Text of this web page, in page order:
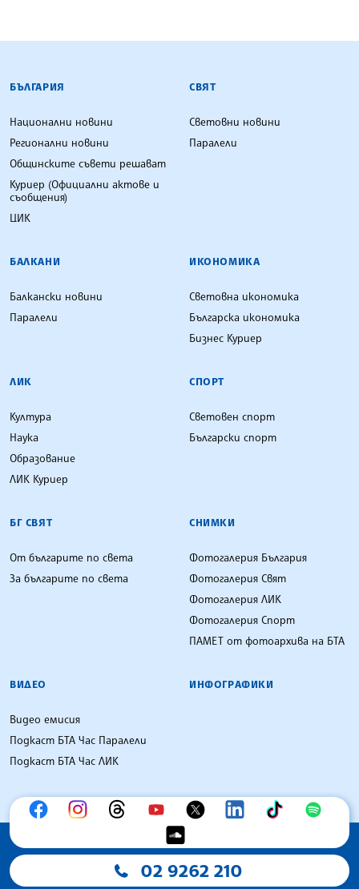
БЪЛГАРСКА ТЕЛЕГРАФНА АГЕНЦИЯ
БЪЛГАРИЯ
Национални новини
Регионални новини
Общинските съвети решават
Куриер (Официални актове и
съобщения)
ЦИК
СВЯТ
Световни новини
Паралели
БАЛКАНИ
Балкански новини
Паралели
ИКОНОМИКА
Световна икономика
Българска икономика
Бизнес Куриер
ЛИК
Култура
Наука
Образование
ЛИК Куриер
СПОРТ
Световен спорт
Български спорт
БГ СВЯТ
От българите по света
За българите по света
СНИМКИ
Фотогалерия България
Фотогалерия Свят
Фотогалерия ЛИК
Фотогалерия Спорт
ПАМЕТ от фотоархива на БТА
ВИДЕО
Видео емисия
Подкаст БТА Час Паралели
Подкаст БТА Час ЛИК
ИНФОГРАФИКИ
02 9262 210